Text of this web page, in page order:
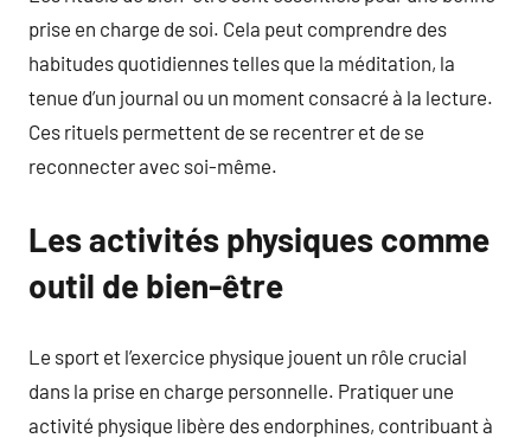
prise en charge de soi. Cela peut comprendre des
habitudes quotidiennes telles que la méditation, la
tenue d’un journal ou un moment consacré à la lecture.
Ces rituels permettent de se recentrer et de se
reconnecter avec soi-même.
Les activités physiques comme
outil de bien-être
Le sport et l’exercice physique jouent un rôle crucial
dans la prise en charge personnelle. Pratiquer une
activité physique libère des endorphines, contribuant à